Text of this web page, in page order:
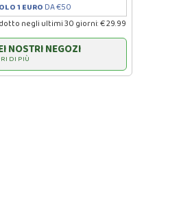
1 EURO DA €50
negli ultimi 30 giorni: € 29.99
NOSTRI NEGOZI
DI PIÙ